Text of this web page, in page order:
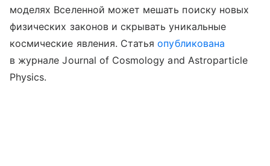
моделях Вселенной может мешать поиску новых
физических законов и скрывать уникальные
космические явления. Статьяопубликована
в журнале Journal of Cosmology and Astroparticle
Physics.